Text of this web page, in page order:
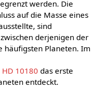
werden. Die
auf die Masse eines
sind
derjenigen der
häufigsten Planeten. Im
HD 10180 das erste
entdeckt.